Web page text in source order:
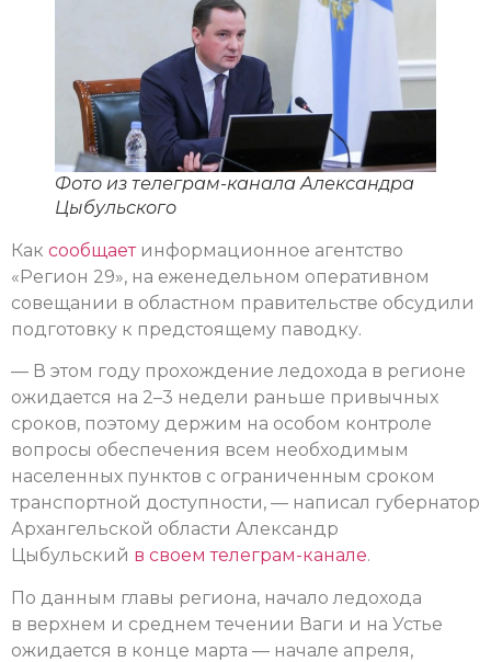
Фото из телеграм-канала Александра
Цыбульского
Как сообщаетинформационное агентство
«Регион 29», на еженедельном оперативном
совещании в областном правительстве обсудили
подготовку к предстоящему паводку.
— В этом году прохождение ледохода в регионе
ожидается на 2–3 недели раньше привычных
сроков, поэтому держим на особом контроле
вопросы обеспечения всем необходимым
населенных пунктов с ограниченным сроком
транспортной доступности, — написал губернатор
Архангельской области Александр
Цыбульский в своем телеграм-канале.
По данным главы региона, начало ледохода
в верхнем и среднем течении Ваги и на Устье
ожидается в конце марта — начале апреля,